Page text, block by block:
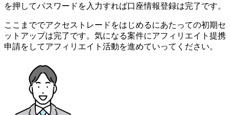
を押してパスワードを入力すれば口座情報登録は完了です。
ここまででアクセストレードをはじめるにあたっての初期セ
ットアップは完了です。気になる案件にアフィリエイト提携
申請をしてアフィリエイト活動を進めていってください。